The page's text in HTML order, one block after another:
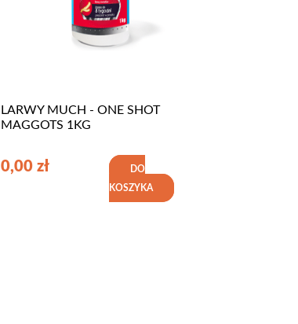
LARWY MUCH - ONE SHOT
MAGGOTS 1KG
0,00 zł
DO
KOSZYKA